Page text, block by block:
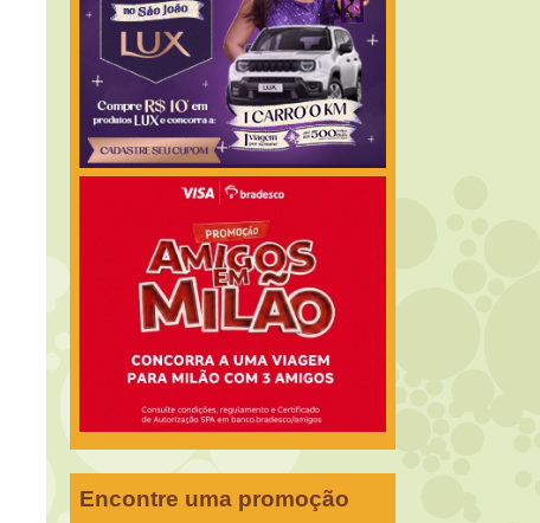
Encontre uma promoção